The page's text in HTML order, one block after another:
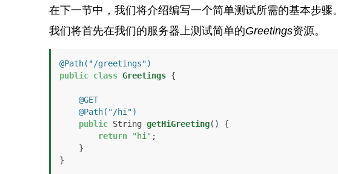
在下一节中，我们将介绍编写一个简单测试所需的基本步骤。
我们将首先在我们的服务器上测试简单的Greetings资源。
@Path("/greetings")
public class Greetings {
@GET
@Path("/hi")
public String getHiGreeting()
{
return
"hi" ;